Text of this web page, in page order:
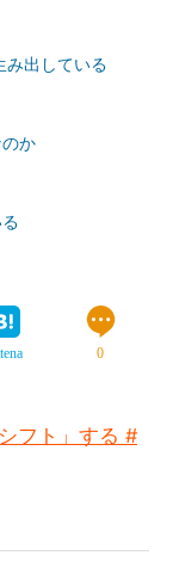
み出している
か
0
フト」する #